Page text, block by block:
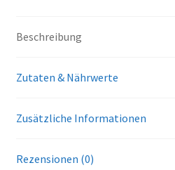
Menge
Beschreibung
Zutaten & Nährwerte
Zusätzliche Informationen
Rezensionen (0)